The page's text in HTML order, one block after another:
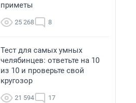
приметы
25 268 8
Тест для самых умных
челябинцев: ответьте на 10
из 10 и проверьте свой
кругозор
21 594 17